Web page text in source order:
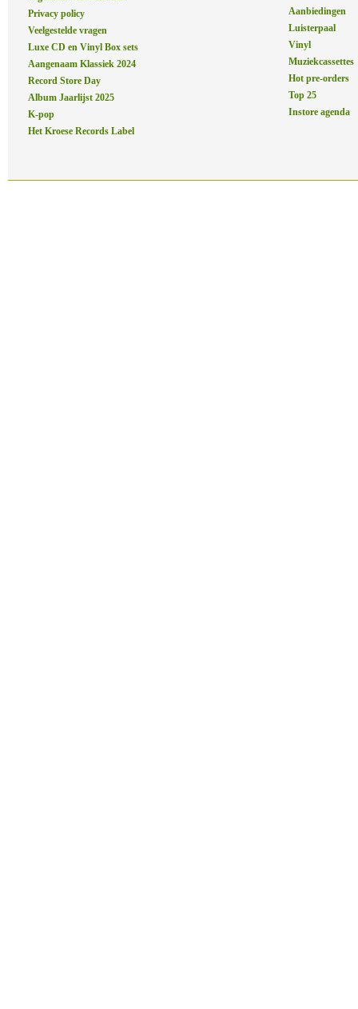
Privacy policy
Veelgestelde vragen
Luxe CD en Vinyl Box sets
Aangenaam Klassiek 2024
Record Store Day
Album Jaarlijst 2025
K-pop
Het Kroese Records Label
Aanbiedingen
Luisterpaal
Vinyl
Muziekcassettes
Hot pre-orders
Top 25
Instore agenda